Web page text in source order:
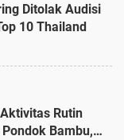
Ditolak Audisi
10 Thailand
Rutin
Bambu,